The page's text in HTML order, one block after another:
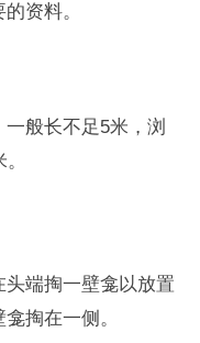
资料。
般长不足5米，浏
端掏一壁龛以放置
掏在一侧。